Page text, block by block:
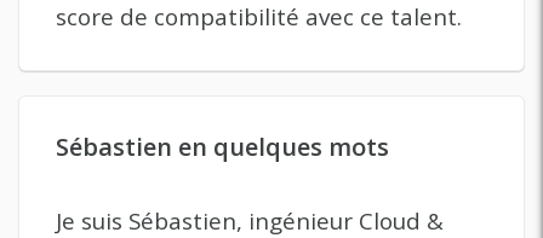
score de compatibilité avec ce talent.
Sébastien en quelques mots
Je suis Sébastien, ingénieur Cloud &